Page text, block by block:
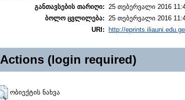
განთავსების თარიღი: 25 თებერვალი 2016
ბოლო ცვლილება: 25 თებერვალი 2016
URI:
http://
Actions (login required)
ობიექტის ნახვა